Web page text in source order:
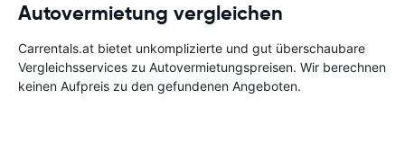
Autovermietung vergleichen
Carrentals.at bietet unkomplizierte und gut überschaubare
Vergleichsservices zu Autovermietungspreisen. Wir berechnen
keinen Aufpreis zu den gefundenen Angeboten.